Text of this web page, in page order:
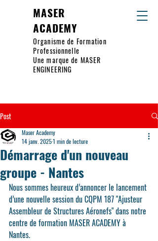
MASER
ACADEMY
Organisme de Formation
Professionnelle
Une marque de MASER
ENGINEERING
Post
Démarrage d'un nouveau
groupe - Nantes
Maser Academy
14 janv. 20251 min de lecture
Nous sommes heureux d’annoncer le lancement
d’une nouvelle session du CQPM 187 "Ajusteur
Assembleur de Structures Aéronefs" dans notre
centre de formation MASER ACADEMY à
Nantes.